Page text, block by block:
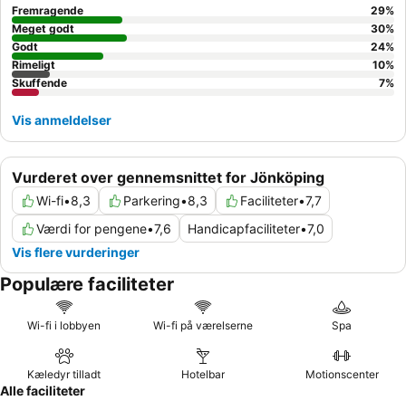
Vurderet over gennemsnittet for Jönköping
Wi-fi•8,3 Parkering•8,3 Faciliteter•7,7
Værdi for pengene•7,6 Handicapfaciliteter•7,0
Vis flere vurderinger
Fremragende 29%
Meget godt
30%
Godt
24%
Rimeligt
10%
Skuffende
7%
Vis anmeldelser
Populære faciliteter
Wi-fi i lobbyen Wi-fi på værelserne Spa
Kæledyr tilladt Hotelbar Motionscenter
Alle faciliteter